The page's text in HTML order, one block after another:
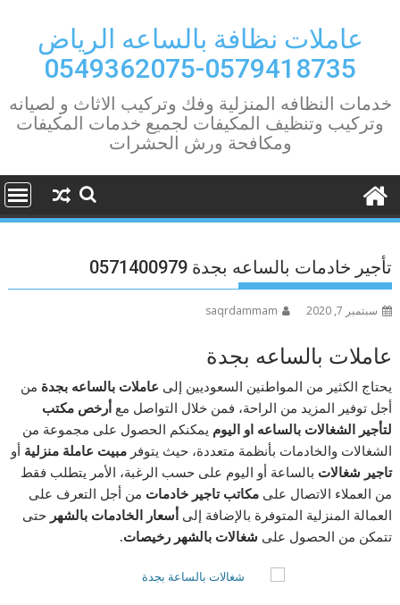
contentعاملات نظافة بالساعه الرياض
0579418735-0549362075
خدمات النظافه المنزلية وفك وتركيب الاثاث و لصيانه
وتركيب وتنظيف المكيفات لجميع خدمات المكيفات
ومكافحة ورش الحشرات
تأجير خادمات بالساعه بجدة 0571400979
سبتمبر 7, 2020 saqrdammam
عاملات بالساعه بجدة
يحتاج الكثير من المواطنين السعوديين إلى عاملات بالساعه بجدة من
أجل توفير المزيد من الراحة، فمن خلال التواصل معأرخص مكتب
لتأجير الشغالات بالساعه او اليوم يمكنكم الحصول على مجموعة من
الشغالات والخادمات بأنظمة متعددة، حيث يتوفرمبيت عاملة منزليةأو
تاجير شغالات بالساعة أو اليوم على حسب الرغبة، الأمر يتطلب فقط
من العملاء الاتصال علىمكاتب تاجير خادمات من أجل التعرف على
العمالة المنزلية المتوفرة بالإضافة إلىأسعار الخادمات بالشهر حتى
تتمكن من الحصول على شغالات بالشهر رخيصات.